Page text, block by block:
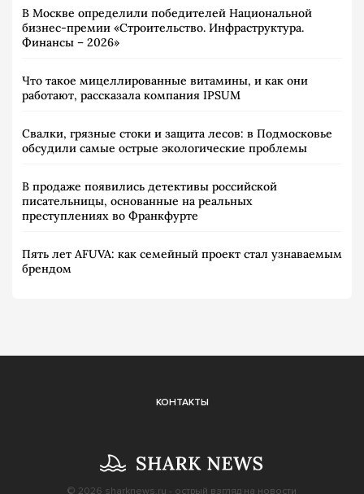
В Москве определили победителей Национальной
бизнес-премии «Строительство. Инфраструктура.
Финансы – 2026»
Что такое мицеллированные витамины, и как они
работают, рассказала компания IPSUM
Свалки, грязные стоки и защита лесов: в Подмосковье
обсудили самые острые экологические проблемы
В продаже появились детективы российской
писательницы, основанные на реальных
преступлениях во Франкфурте
Пять лет AFUVA: как семейный проект стал узнаваемым
брендом
КОНТАКТЫ
© 2026 sharknews.ru - острый взгляд на новости